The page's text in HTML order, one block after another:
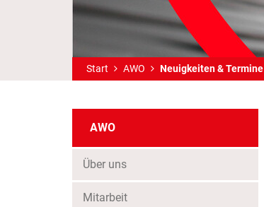
Start AWO Neuigkeiten & Termine
AWO
Über uns
Mitarbeit